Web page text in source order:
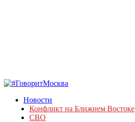
Новости
Конфликт на Ближнем Востоке
СВО